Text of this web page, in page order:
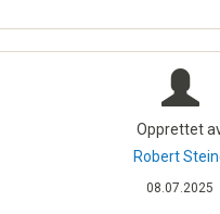
Opprettet
Robert
08.07.2025